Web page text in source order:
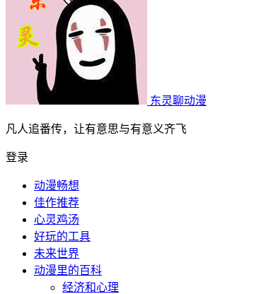
东灵聊动漫
凡人追番传，让有意思与有意义齐飞
登录
动漫畅想
佳作推荐
心灵鸡汤
好玩的工具
未来世界
动漫里的百科
经济和心理